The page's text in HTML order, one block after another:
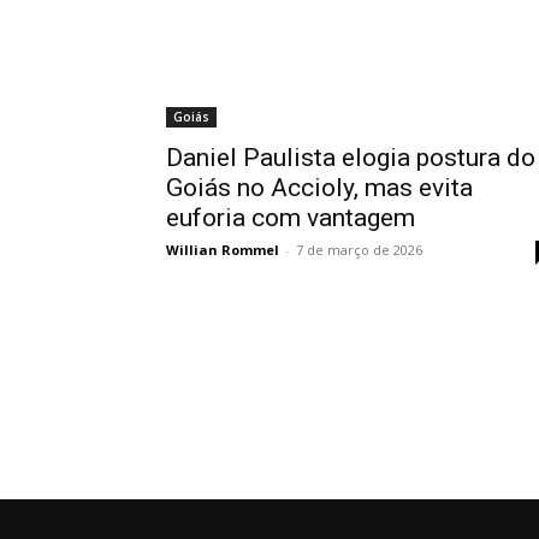
Goiás
Daniel Paulista elogia postura do
Goiás no Accioly, mas evita
euforia com vantagem
Willian Rommel - 7 de março de 2026